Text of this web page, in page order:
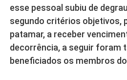
esse pessoal subiu de
segundo critérios objetivos,
patamar, a receber
decorrência, a seguir foram
beneficiados os membros